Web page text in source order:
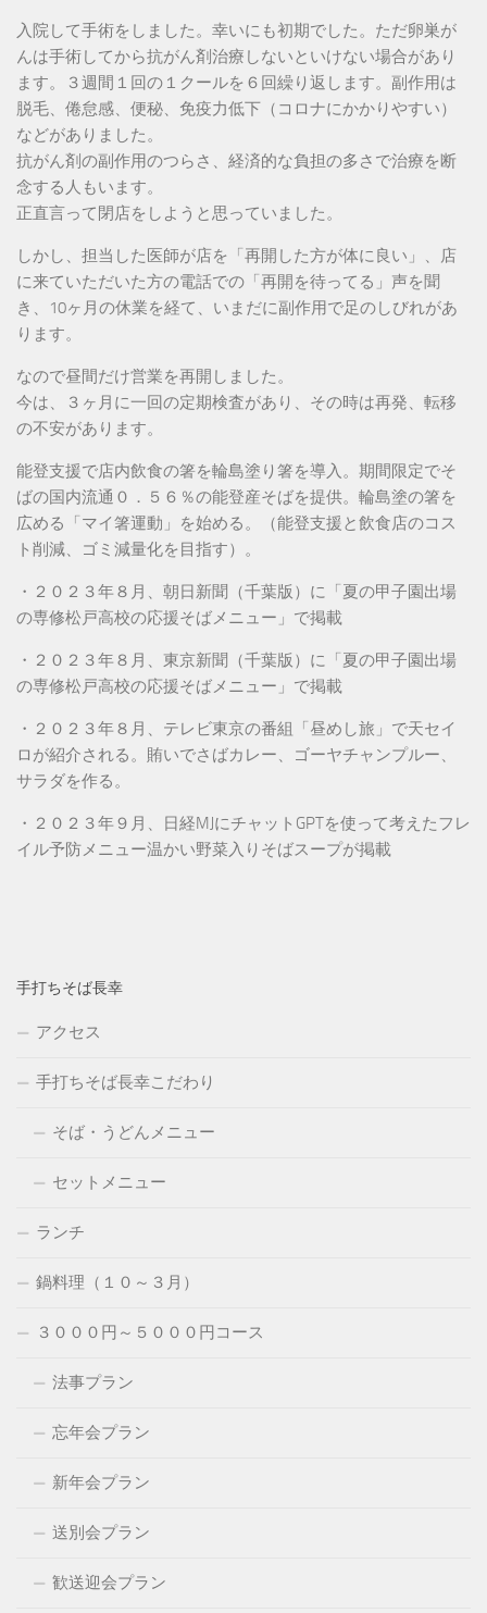
入院して手術をしました。幸いにも初期でした。ただ卵巣が
んは手術してから抗がん剤治療しないといけない場合があり
ます。３週間１回の１クールを６回繰り返します。副作用は
脱毛、倦怠感、便秘、免疫力低下（コロナにかかりやすい）
などがありました。
抗がん剤の副作用のつらさ、経済的な負担の多さで治療を断
念する人もいます。
正直言って閉店をしようと思っていました。
しかし、担当した医師が店を「再開した方が体に良い」、店
に来ていただいた方の電話での「再開を待ってる」声を聞
き、10ヶ月の休業を経て、いまだに副作用で足のしびれがあ
ります。
なので昼間だけ営業を再開しました。
今は、３ヶ月に一回の定期検査があり、その時は再発、転移
の不安があります。
能登支援で店内飲食の箸を輪島塗り箸を導入。期間限定でそ
ばの国内流通０．５６％の能登産そばを提供。輪島塗の箸を
広める「マイ箸運動」を始める。（能登支援と飲食店のコス
ト削減、ゴミ減量化を目指す）。
・２０２３年８月、朝日新聞（千葉版）に「夏の甲子園出場
の専修松戸高校の応援そばメニュー」で掲載
・２０２３年８月、東京新聞（千葉版）に「夏の甲子園出場
の専修松戸高校の応援そばメニュー」で掲載
・２０２３年８月、テレビ東京の番組「昼めし旅」で天セイ
ロが紹介される。賄いでさばカレー、ゴーヤチャンプルー、
サラダを作る。
・２０２３年９月、日経MJにチャットGPTを使って考えたフレ
イル予防メニュー温かい野菜入りそばスープが掲載
手打ちそば長幸
アクセス
手打ちそば長幸こだわり
そば・うどんメニュー
セットメニュー
ランチ
鍋料理（１０～３月）
３０００円～５０００円コース
法事プラン
忘年会プラン
新年会プラン
送別会プラン
歓送迎会プラン